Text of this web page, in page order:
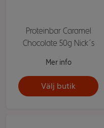
Proteinbar Caramel
Chocolate 50g Nick´s
Mer info
Välj butik